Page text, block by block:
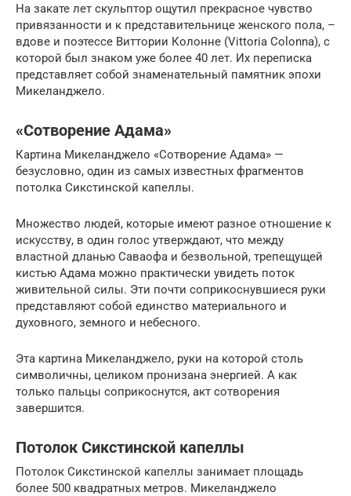
На закате лет скульптор ощутил прекрасное чувство
привязанности и к представительнице женского пола, –
вдове и поэтессе Виттории Колонне (Vittoria Colonna), с
которой был знаком уже более 40 лет. Их переписка
представляет собой знаменательный памятник эпохи
Микеланджело.
«Сотворение Адама»
Картина Микеланджело «Сотворение Адама» —
безусловно, один из самых известных фрагментов
потолка Сикстинской капеллы.
Множество людей, которые имеют разное отношение к
искусству, в один голос утверждают, что между
властной дланью Саваофа и безвольной, трепещущей
кистью Адама можно практически увидеть поток
живительной силы. Эти почти соприкоснувшиеся руки
представляют собой единство материального и
духовного, земного и небесного.
Эта картина Микеланджело, руки на которой столь
символичны, целиком пронизана энергией. А как
только пальцы соприкоснутся, акт сотворения
завершится.
Потолок Сикстинской капеллы
Потолок Сикстинской капеллы занимает площадь
более 500 квадратных метров. Микеланджело